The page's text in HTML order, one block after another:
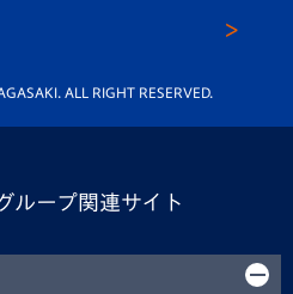
ALL RIGHT RESERVED.
ループ関連サイト